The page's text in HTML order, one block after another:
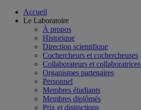
Accueil
Le Laboratoire
À propos
Historique
Direction scientifique
Cochercheurs et cochercheuses
Collaborateurs et collaboratrices
Organismes partenaires
Personnel
Membres étudiants
Membres diplômés
Prix et distinctions